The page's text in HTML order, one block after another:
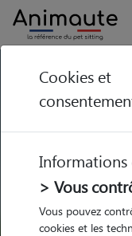
GARDE ANIMAUX
chat en famille
Trouvez
Labastide-
Parmi nos
Labastide-
Cookies et
Informations
> Vous
Vous pouvez
cookies et les